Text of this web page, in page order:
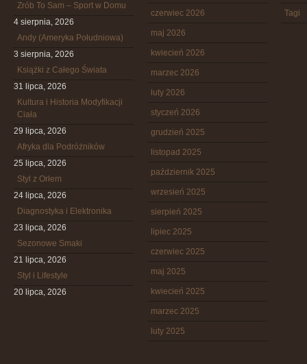
Zrób To Sam – Sport w Domu
4 sierpnia, 2026
Andy (Ameryka Południowa)
3 sierpnia, 2026
Książki z Całego Świata
31 lipca, 2026
Kultura i Historia Modyfikacji
Ciała
29 lipca, 2026
Afryka dla Podróżników
25 lipca, 2026
Styl z Orłem
24 lipca, 2026
Diagnostyka i Elektronika
23 lipca, 2026
Sezonowe Smaki
21 lipca, 2026
Styl i Lifestyle
20 lipca, 2026
czerwiec 2026
maj 2026
kwiecień 2026
marzec 2026
luty 2026
styczeń 2026
grudzień 2025
listopad 2025
październik 2025
wrzesień 2025
sierpień 2025
lipiec 2025
czerwiec 2025
maj 2025
kwiecień 2025
marzec 2025
luty 2025
Tagi